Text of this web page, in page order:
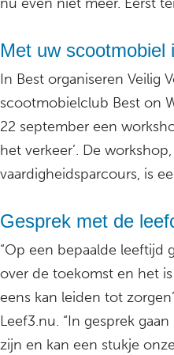
Met uw scootmobiel
In Best organiseren Veilig
scootmobielclub Best on
22 september een
het verkeer’. De
vaardigheidsparcours, is
Gesprek met de
“Op een bepaalde leeftijd
over de toekomst en het
eens kan leiden tot
Leef3.nu. “In gesprek
zijn en kan een stukje